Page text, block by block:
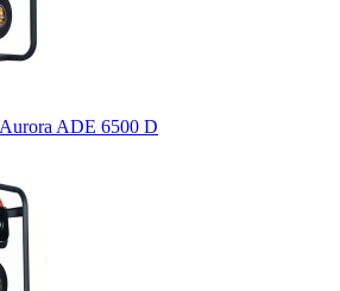
ADE 6500 D